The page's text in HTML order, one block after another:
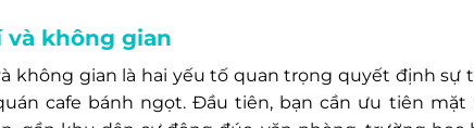
và không gian
không gian là hai yếu tố quan trọng quyết định
cafe bánh ngọt. Đầu tiên, bạn cần ưu tiên